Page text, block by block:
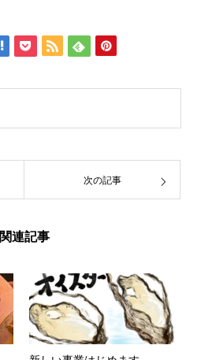
次の記事
関連記事